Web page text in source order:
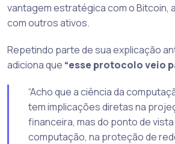
vantagem estratégica com o Bitcoin,
com outros ativos.
Repetindo parte de sua explicação
adiciona que “esse protocolo veio
“Acho que a ciência da
tem implicações diretas na
financeira, mas do ponto de vista
computação, na proteção de